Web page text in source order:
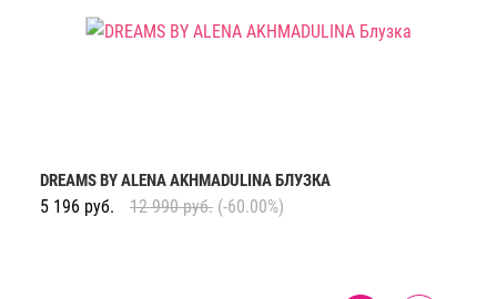
DREAMS BY ALENA AKHMADULINA БЛУЗКА
5 196 руб. 12 990 руб. (-60.00%)